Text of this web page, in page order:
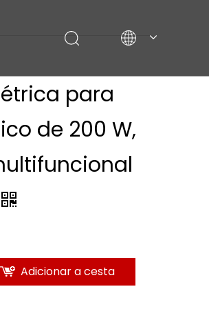
para
de 200 W,
Adicionar a cesta